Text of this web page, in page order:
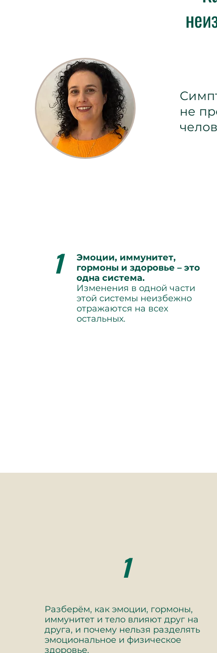
не
1
Эмоции, иммунитет,
гормоны и здоровье – это
одна система.
Изменения в одной части
этой системы неизбежно
отражаются на всех
остальных.
1
Разберём, как эмоции, гормоны,
иммунитет и тело влияют друг на
друга, и почему нельзя разделять
эмоциональное и физическое
здоровье.